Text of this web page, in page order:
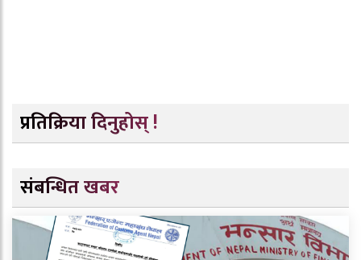
प्रतिक्रिया दिनुहोस् !
संबन्धित खबर